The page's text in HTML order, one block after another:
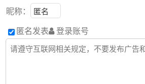
昵称：
匿名发表 登录账号